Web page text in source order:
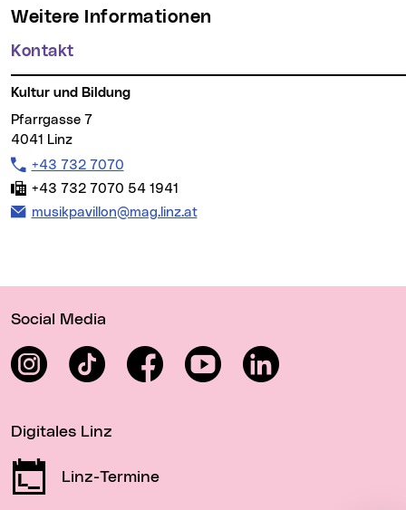
Weitere Informationen
Kontakt
Kultur und Bildung
Pfarrgasse 7
4041 Linz
Telefon:
+43 732 7070
Fax:
+43 732 7070 54 1941
E-Mail Adresse:
musikpavillon@mag.linz.at
Social Media
InstagramTikTok FacebookYouTube LinkedIn
Digitales Linz
Linz-Termine